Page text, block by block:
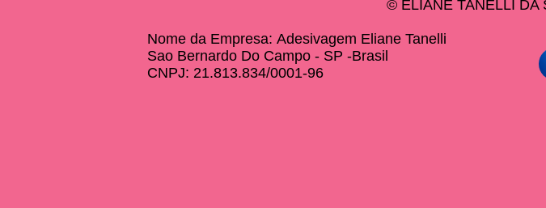
© ELIANE TANELLI DA
Nome da Empresa: Adesivagem Eliane Tanelli
Sao Bernardo Do Campo - SP -Brasil
CNPJ: 21.813.834/0001-96